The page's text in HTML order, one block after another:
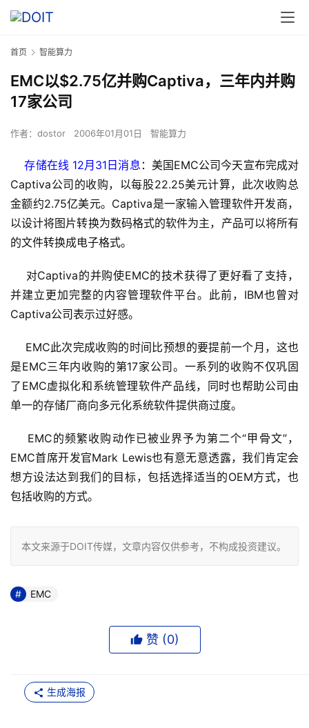
首页 智能算力
EMC以$2.75亿并购Captiva，三年内并购
17家公司
作者： dostor 2006年01月01日 智能算力
存储在线 12月31日消息 ：美国EMC公司今天宣布完成对
Captiva公司的收购，以每股22.25美元计算，此次收购总
金额约2.75亿美元。Captiva是一家输入管理软件开发商，
以设计将图片转换为数码格式的软件为主，产品可以将所有
的文件转换成电子格式。
对Captiva的并购使EMC的技术获得了更好看了支持，
并建立更加完整的内容管理软件平台。此前，IBM也曾对
Captiva公司表示过好感。
EMC此次完成收购的时间比预想的要提前一个月，这也
是EMC三年内收购的第17家公司。一系列的收购不仅巩固
了EMC虚拟化和系统管理软件产品线，同时也帮助公司由
单一的存储厂商向多元化系统软件提供商过度。
EMC的频繁收购动作已被业界予为第二个“甲骨文”，
EMC首席开发官Mark Lewis也有意无意透露，我们肯定会
想方设法达到我们的目标，包括选择适当的OEM方式，也
包括收购的方式。
本文来源于DOIT传媒，文章内容仅供参考，不构成投资建议。
EMC
赞 (0)
生成海报